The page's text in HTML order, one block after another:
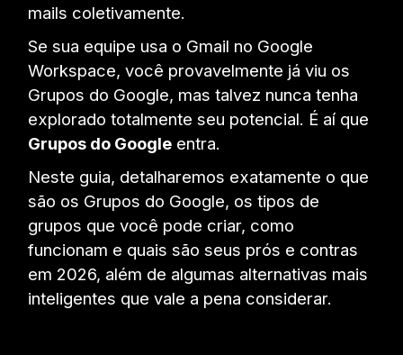
mails coletivamente.
Se sua equipe usa o Gmail no Google
Workspace, você provavelmente já viu os
Grupos do Google, mas talvez nunca tenha
explorado totalmente seu potencial. É aí que
Grupos do Google entra.
Neste guia, detalharemos exatamente o que
são os Grupos do Google, os tipos de
grupos que você pode criar, como
funcionam e quais são seus prós e contras
em 2026, além de algumas alternativas mais
inteligentes que vale a pena considerar.